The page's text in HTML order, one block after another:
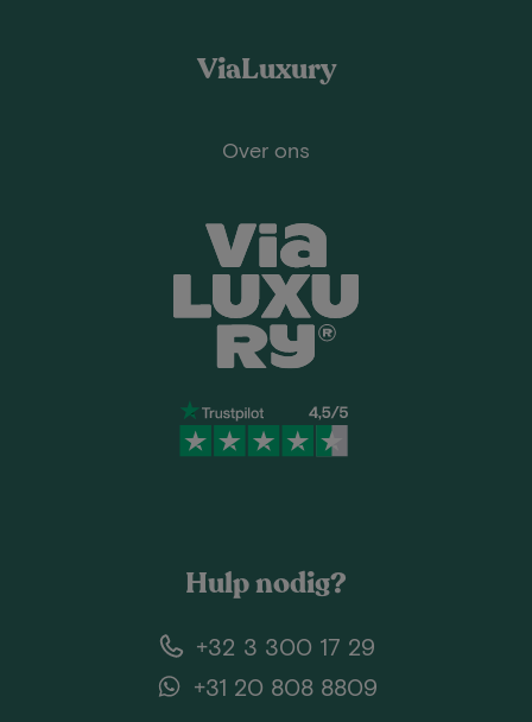
ViaLuxury
Over ons
Hulp nodig?
+32 3 300 17 29
+31 20 808 8809